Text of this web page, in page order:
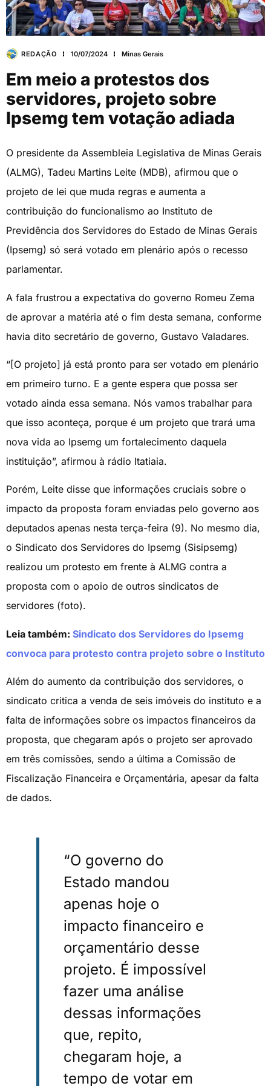
REDAÇÃO 10/07/2024 Minas Gerais
Em meio a protestos dos
servidores, projeto sobre
Ipsemg tem votação adiada
O presidente da Assembleia Legislativa de Minas Gerais
(ALMG), Tadeu Martins Leite (MDB), afirmou que o
projeto de lei que muda regras e aumenta a
contribuição do funcionalismo ao Instituto de
Previdência dos Servidores do Estado de Minas Gerais
(Ipsemg) só será votado em plenário após o recesso
parlamentar.
A fala frustrou a expectativa do governo Romeu Zema
de aprovar a matéria até o fim desta semana, conforme
havia dito secretário de governo, Gustavo Valadares.
“[O projeto] já está pronto para ser votado em plenário
em primeiro turno. E a gente espera que possa ser
votado ainda essa semana. Nós vamos trabalhar para
que isso aconteça, porque é um projeto que trará uma
nova vida ao Ipsemg um fortalecimento daquela
instituição”, afirmou à rádio Itatiaia.
Porém, Leite disse que informações cruciais sobre o
impacto da proposta foram enviadas pelo governo aos
deputados apenas nesta terça-feira (9). No mesmo dia,
o Sindicato dos Servidores do Ipsemg (Sisipsemg)
realizou um protesto em frente à ALMG contra a
proposta com o apoio de outros sindicatos de
servidores (foto).
Leia também: Sindicato dos Servidores do Ipsemg
convoca para protesto contra projeto sobre o Instituto
Além do aumento da contribuição dos servidores, o
sindicato critica a venda de seis imóveis do instituto e a
falta de informações sobre os impactos financeiros da
proposta, que chegaram após o projeto ser aprovado
em três comissões, sendo a última a Comissão de
Fiscalização Financeira e Orçamentária, apesar da falta
de dados.
“O governo do
Estado mandou
apenas hoje o
impacto financeiro e
orçamentário desse
projeto. É impossível
fazer uma análise
dessas informações
que, repito,
chegaram hoje, a
tempo de votar em